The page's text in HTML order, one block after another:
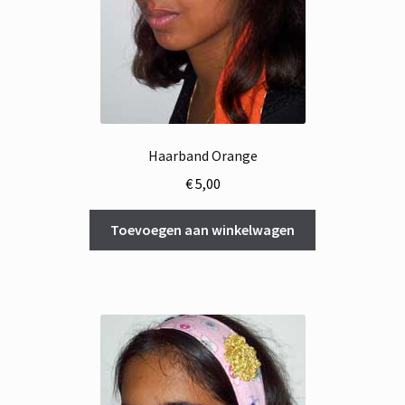
Haarband Orange
€5,00
Toevoegen aan winkelwagen